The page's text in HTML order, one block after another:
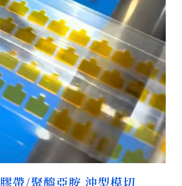
帶/聚醯亞胺 沖型模切